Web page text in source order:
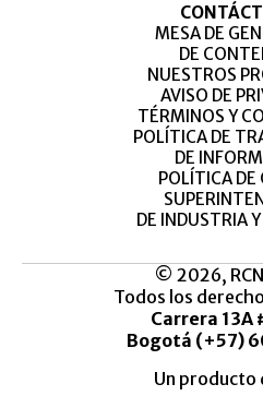
MESA DE
DE
NUESTROS
AVISO DE
TÉRMINOS Y
POLÍTICA DE
DE
POLÍTICA DE
DE INDUSTRIA
© 2026,
Todos los
Carrera 13A
Bogotá (+57)
Un producto